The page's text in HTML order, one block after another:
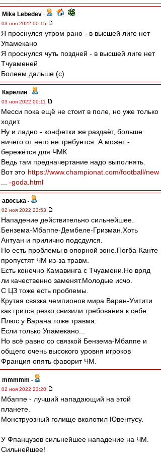
Mike Lebedev -
03 ноя 2022 00:15
Я проснулся утром рано - в высшей лиге нет
Упамекано
Я проснулся чуть поздней - в высшей лиге нет
Тчуаменей
Болеем дальше (с)
Карелин -
03 ноя 2022 00:11
Месси пока ещё не стоит в поле, но уже только
ходит.
Ну и ладно - конфетки же раздаёт, больше
ничего от него не требуется. А может -
бережётся для ЧМК
Ведь там предначертание надо выполнять.
Вот это https://www.championat.com/football/new
... -goda.html
авоська -
02 ноя 2022 23:53
Нападение действительно сильнейшее.
Бензема-Мбаппе-Дембеле-Гризман.Хоть
Антуан и прилично подсдулся.
Но есть проблемы в опорной зоне.Погба-Канте
пропустят ЧМ из-за травм.
Есть конечно Камавинга с Тчуамени.Но вряд
ли качественно заменят.Молодые исчо.
С ЦЗ тоже есть проблемы.
Крутая связка чемпионов мира Варан-Умтити
как грится резко снизили требования к себе.
Плюс у Варана тоже травма.
Если только Упамекано...
Но всё равно со связкой Бензема-Мбаппе и
общего очень высокого уровня игроков
Франция опять фаворит ЧМ.
mmmmm -
02 ноя 2022 23:20
Мбаппе - лучший нападающий на этой
планете.
Монструозный голище вколотил Ювентусу.
У Фпанцузов сильнейшее нападение на ЧМ.
Сильнейшее!